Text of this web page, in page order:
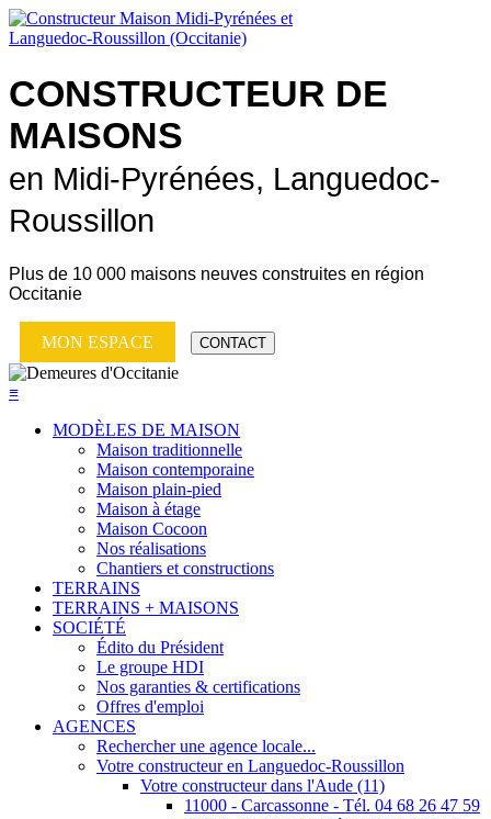
CONSTRUCTEUR DE
MAISONS
en Midi-Pyrénées, Languedoc-
Roussillon
Plus de 10 000 maisons neuves construites en région
Occitanie
MON ESPACE CONTACT
≡
MODÈLES DE MAISON
Maison traditionnelle
Maison contemporaine
Maison plain-pied
Maison à étage
Maison Cocoon
Nos réalisations
Chantiers et constructions
TERRAINS
TERRAINS + MAISONS
SOCIÉTÉ
Édito du Président
Le groupe HDI
Nos garanties & certifications
Offres d'emploi
AGENCES
Rechercher une agence locale...
Votre constructeur en Languedoc-Roussillon
Votre constructeur dans l'Aude (11)
11000 - Carcassonne - Tél. 04 68 26 47 59